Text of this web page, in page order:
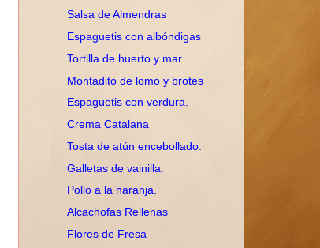
Salsa de Almendras
Espaguetis con albóndigas
Tortilla de huerto y mar
Montadito de lomo y brotes
Espaguetis con verdura.
Crema Catalana
Tosta de atún encebollado.
Galletas de vainilla.
Pollo a la naranja.
Alcachofas Rellenas
Flores de Fresa